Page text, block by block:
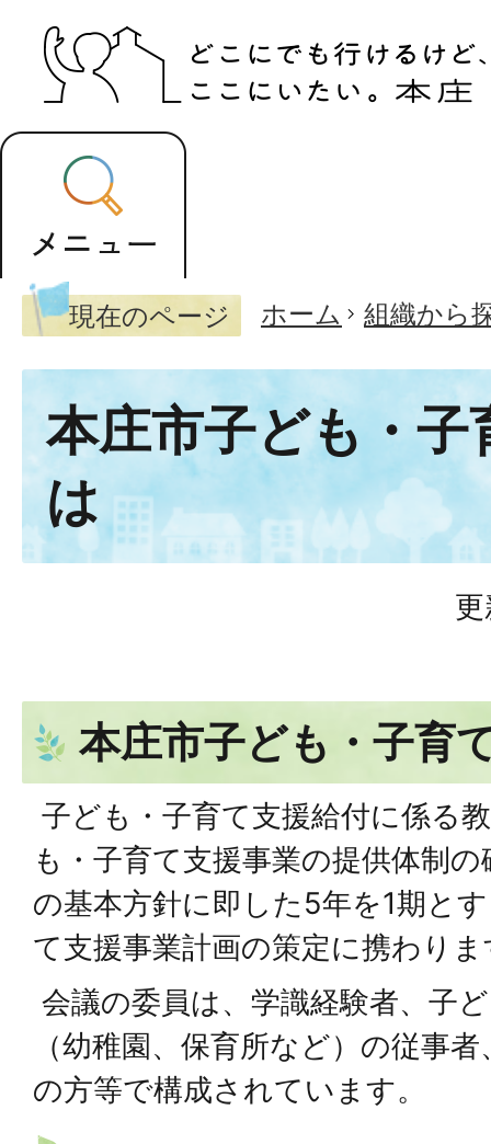
現在のページ ホーム 組織から
本庄市子ども・子
は
本庄市子ども・子育
子ども・子育て支援給付に係る
も・子育て支援事業の提供体制
の基本方針に即した5年を1期と
て支援事業計画の策定に携わり
会議の委員は、学識経験者、子
（幼稚園、保育所など）の従事
の方等で構成されています。